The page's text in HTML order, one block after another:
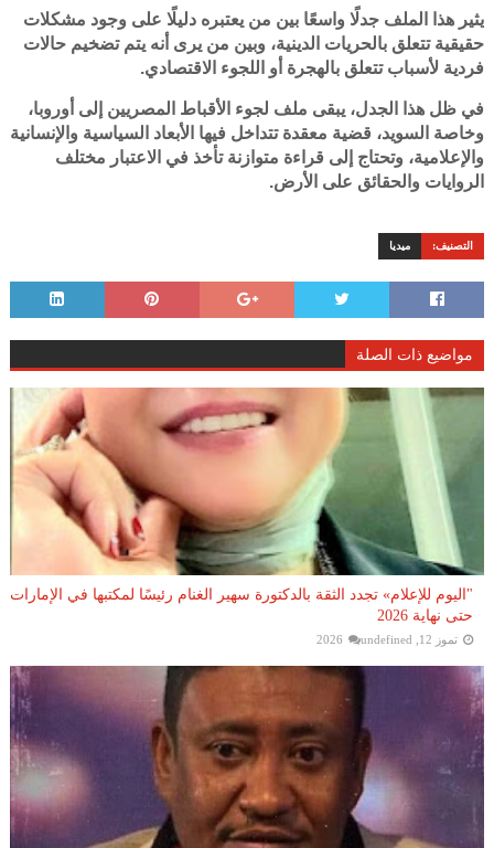
يثير هذا الملف جدلًا واسعًا بين من يعتبره دليلًا على وجود مشكلات
حقيقية تتعلق بالحريات الدينية، وبين من يرى أنه يتم تضخيم حالات
فردية لأسباب تتعلق بالهجرة أو اللجوء الاقتصادي.
في ظل هذا الجدل، يبقى ملف لجوء الأقباط المصريين إلى أوروبا،
وخاصة السويد، قضية معقدة تتداخل فيها الأبعاد السياسية والإنسانية
والإعلامية، وتحتاج إلى قراءة متوازنة تأخذ في الاعتبار مختلف
الروايات والحقائق على الأرض.
التصنيف: ميديا
مواضيع ذات الصلة
"اليوم للإعلام» تجدد الثقة بالدكتورة سهير الغنام رئيسًا لمكتبها في الإمارات
حتى نهاية 2026
تموز 12, 2026 undefined